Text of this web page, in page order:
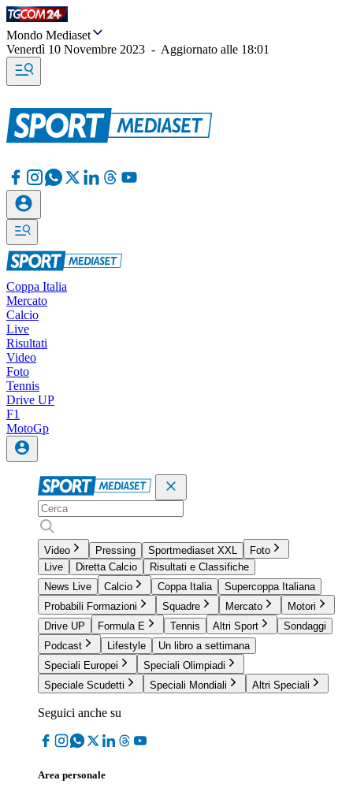
Mondo Mediaset
Venerdì 10 Novembre 2023 - Aggiornato alle 18:01
Coppa Italia
Mercato
Calcio
Live
Risultati
Video
Foto
Tennis
Drive UP
F1
MotoGp
Video Pressing Sportmediaset XXL
Foto
Live
Diretta Calcio
Risultati e Classifiche
News Live
Calcio Coppa Italia
Supercoppa Italiana
Probabili Formazioni
Squadre Mercato
Motori
Drive UP
Formula E Tennis Altri Sport
Sondaggi
Podcast
Lifestyle
Un libro a settimana
Speciali Europei
Speciali Olimpiadi
Speciale Scudetti
Speciali Mondiali Altri Speciali
Seguici anche su
Area personale